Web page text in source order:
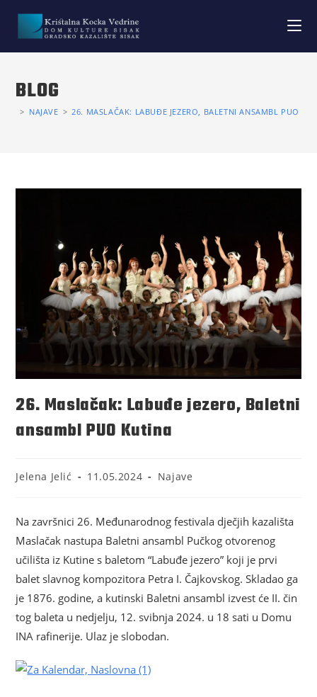
BLOG
> NAJAVE > 26. MASLAČAK: LABUĐE JEZERO, BALETNI ANSAMBL PUO
26. Maslačak: Labuđe jezero, Baletni
ansambl PUO Kutina
Jelena Jelić 11.05.2024 Najave
Na završnici 26. Međunarodnog festivala dječjih kazališta
Maslačak nastupa Baletni ansambl Pučkog otvorenog
učilišta iz Kutine s baletom “Labuđe jezero” koji je prvi
balet slavnog kompozitora Petra I. Čajkovskog. Skladao ga
je 1876. godine, a kutinski Baletni ansambl izvest će II. čin
tog baleta u nedjelju, 12. svibnja 2024. u 18 sati u Domu
INA rafinerije. Ulaz je slobodan.